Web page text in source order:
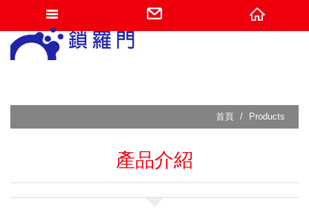
網站名稱
首頁 Products
產品介紹